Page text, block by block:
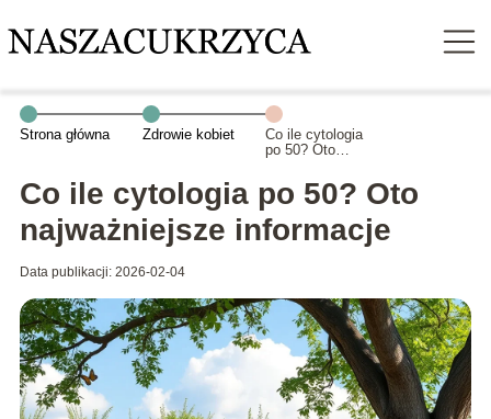
Strona główna Zdrowie kobiet
Co ile cytologia
po 50? Oto
informacje
Co ile cytologia po 50? Oto
najważniejsze informacje
Data publikacji: 2026-02-04